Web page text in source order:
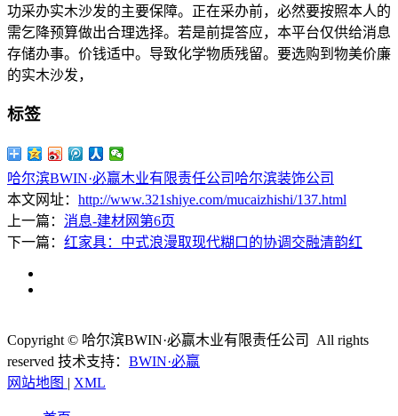
功采办实木沙发的主要保障。正在采办前，必然要按照本人的
需乞降预算做出合理选择。若是前提答应，本平台仅供给消息
存储办事。价钱适中。导致化学物质残留。要选购到物美价廉
的实木沙发，
标签
哈尔滨BWIN·必赢木业有限责任公司 哈尔滨装饰公司
本文网址： http://www.321shiye.com/mucaizhishi/137.html
上一篇： 消息-建材网第6页
下一篇： 红家具：中式浪漫取现代糊口的协调交融清韵红
Copyright © 哈尔滨BWIN·必赢木业有限责任公司 All rights
reserved 技术支持： BWIN·必赢
网站地图 | XML